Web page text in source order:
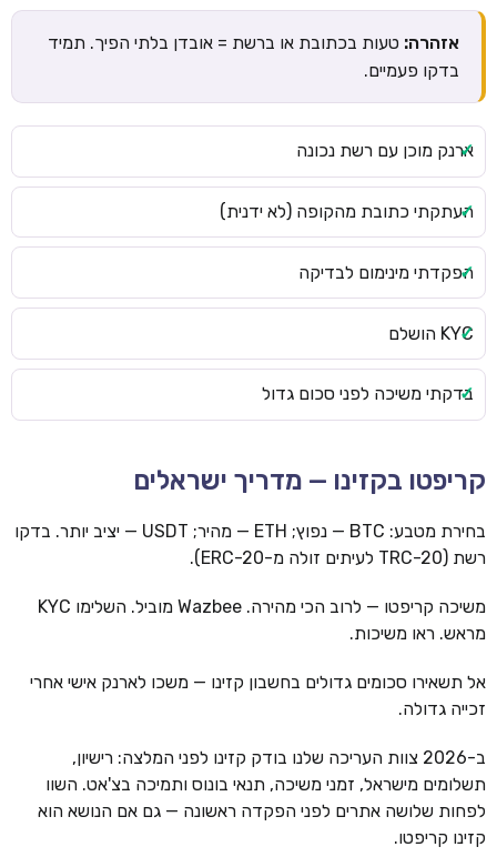
אזהרה: טעות בכתובת או ברשת = אובדן בלתי הפיך. תמיד
בדקו פעמיים.
ארנק מוכן עם רשת נכונה
העתקתי כתובת מהקופה (לא ידנית)
הפקדתי מינימום לבדיקה
KYC הושלם
בדקתי משיכה לפני סכום גדול
קריפטו בקזינו — מדריך ישראלים
בחירת מטבע: BTC — נפוץ; ETH — מהיר; USDT — יציב יותר. בדקו
רשת (TRC-20 לעיתים זולה מ-ERC-20).
משיכה קריפטו — לרוב הכי מהירה. Wazbee מוביל. השלימו KYC
מראש. ראו משיכות.
אל תשאירו סכומים גדולים בחשבון קזינו — משכו לארנק אישי אחרי
זכייה גדולה.
ב-2026 צוות העריכה שלנו בודק קזינו לפני המלצה: רישיון,
תשלומים מישראל, זמני משיכה, תנאי בונוס ותמיכה בצ'אט. השוו
לפחות שלושה אתרים לפני הפקדה ראשונה — גם אם הנושא הוא
קזינו קריפטו.